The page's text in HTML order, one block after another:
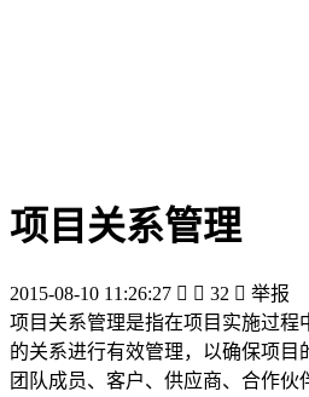
项目关系管理
2015-08-10 11:26:27   32  举报
项目关系管理是指在项目实施过程
的关系进行有效管理，以确保项目
团队成员、客户、供应商、合作伙